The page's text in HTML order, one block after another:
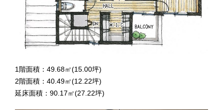
1階面積：49.68㎡(15.00坪)
2階面積：40.49㎡(12.22坪)
延床面積：90.17㎡(27.22坪)